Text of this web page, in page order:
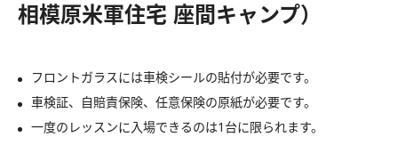
相模原米軍住宅 座間キャンプ）
フロントガラスには車検シールの貼付が必要です。
車検証、自賠責保険、任意保険の原紙が必要です。
一度のレッスンに入場できるのは1台に限られます。